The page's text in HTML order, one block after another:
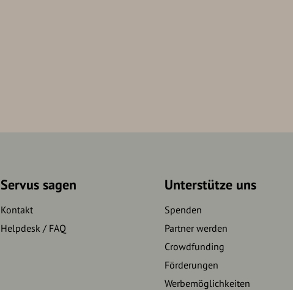
Servus sagen
Kontakt
Helpdesk / FAQ
Unterstütze uns
Spenden
Partner werden
Crowdfunding
Förderungen
Werbemöglichkeiten